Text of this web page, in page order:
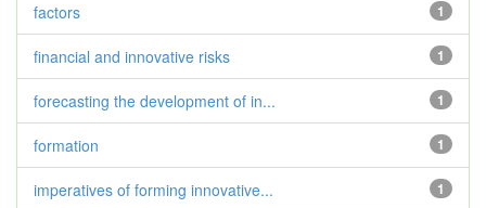
1
factors
1
financial and innovative risks
1
forecasting the development of in...
1
formation
1
imperatives of forming innovative...